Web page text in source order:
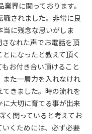
界に関っております。
されました。非常に良
当に残念な思いがしま
なれた声でお電話を頂
になったと教えて頂く
お付き合い頂けること
また一層力を入れなけれ
きました。時の流れを
大切に育てる事が出来
く関っていると考えてお
いくためには、必ず必要